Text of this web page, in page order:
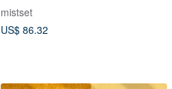
mistset
US$ 86.32